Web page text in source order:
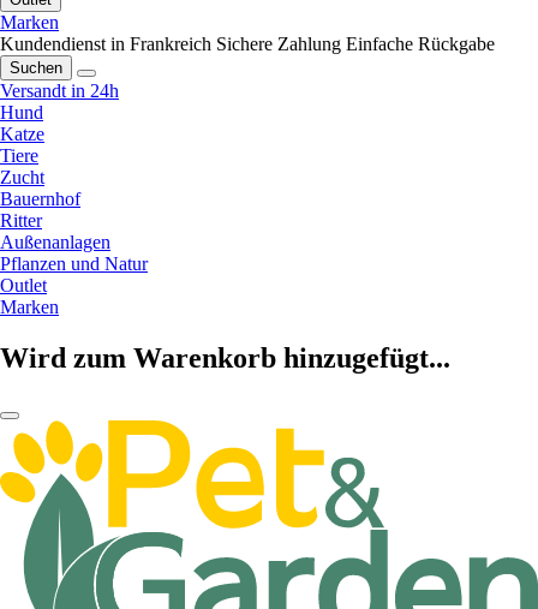
Marken
Kundendienst in Frankreich Sichere Zahlung Einfache Rückgabe
Suchen
Versandt in 24h
Hund
Katze
Tiere
Zucht
Bauernhof
Ritter
Außenanlagen
Pflanzen und Natur
Outlet
Marken
Wird zum Warenkorb hinzugefügt...